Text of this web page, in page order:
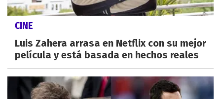
CINE
Luis Zahera arrasa en Netflix con su mejor
película y está basada en hechos reales